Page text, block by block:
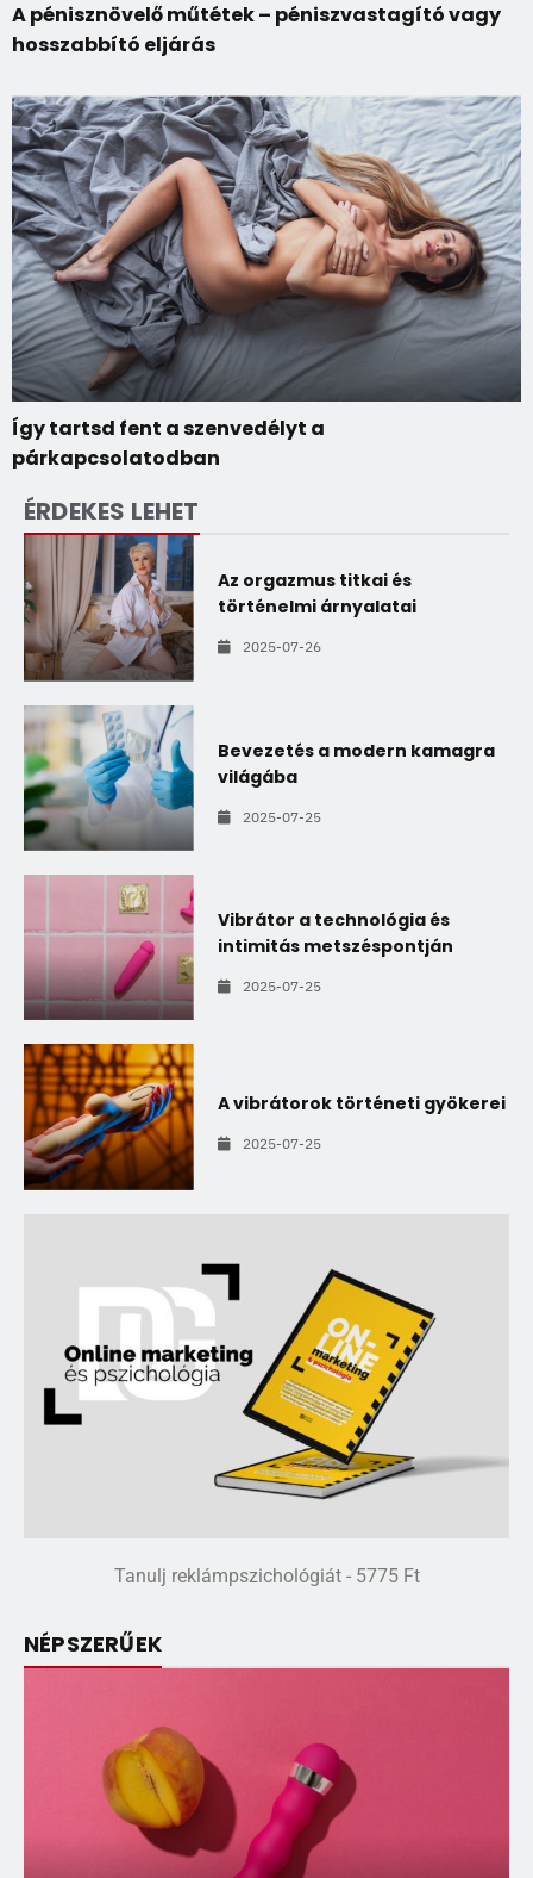
A pénisznövelő műtétek – péniszvastagító vagy
hosszabbító eljárás
Így tartsd fent a szenvedélyt a
párkapcsolatodban
ÉRDEKES LEHET
Az orgazmus titkai és
történelmi árnyalatai
2025-07-26
Bevezetés a modern kamagra
világába
2025-07-25
Vibrátor a technológia és
intimitás metszéspontján
2025-07-25
A vibrátorok történeti gyökerei
2025-07-25
Tanulj reklámpszichológiát - 5775 Ft
NÉPSZERŰEK